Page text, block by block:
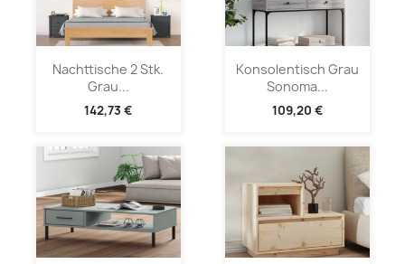
Nachttische 2 Stk.
Grau...
142,73 €
Konsolentisch Grau
Sonoma...
109,20 €